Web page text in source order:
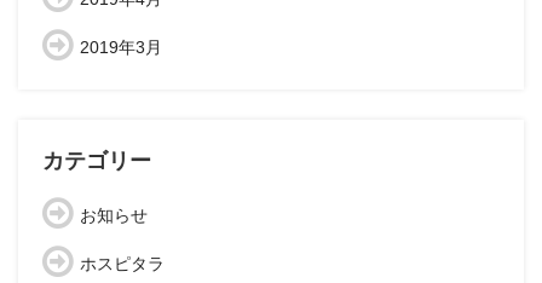
2019年3月
カテゴリー
お知らせ
ホスピタラ